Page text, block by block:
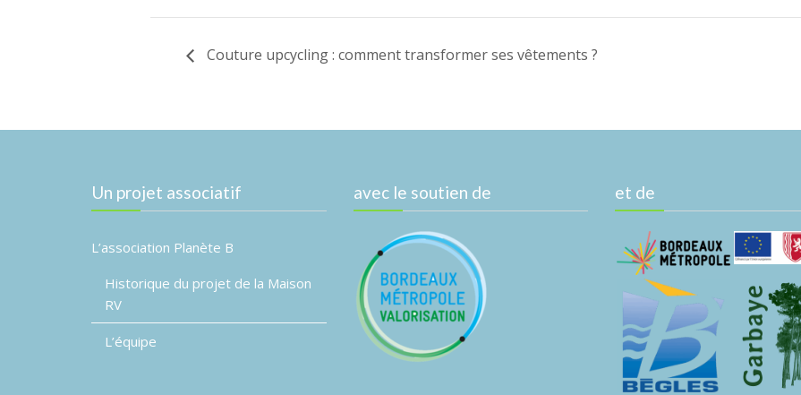
Couture upcycling : comment transformer ses vêtements ?
Un projet associatif
L’association Planète B
Historique du projet de la Maison
RV
L’équipe
avec le soutien de et de